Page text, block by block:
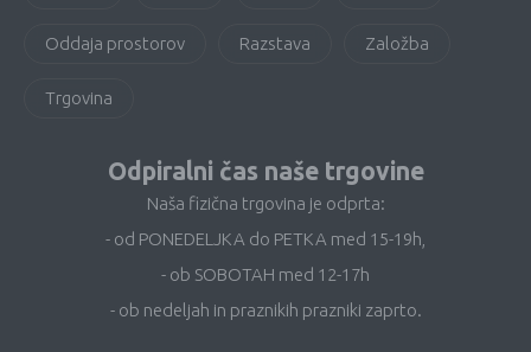
Oddaja prostorov Razstava Založba
Trgovina
Odpiralni čas naše trgovine
Naša fizična trgovina je odprta:
- od PONEDELJKA do PETKA med 15-19h,
- ob SOBOTAH med 12-17h
- ob nedeljah in praznikih prazniki zaprto.